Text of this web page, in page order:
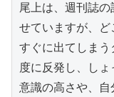
尾上は、週刊誌
せていますが、
すぐに出てしま
度に反発し、し
意識の高さや、